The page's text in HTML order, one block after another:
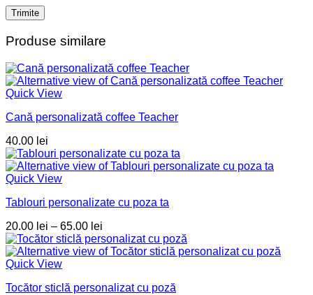
Produse similare
Quick View
Cană personalizată coffee Teacher
40.00 lei
Quick View
Tablouri personalizate cu poza ta
20.00 lei – 65.00 lei
de
prețuri:
la
Quick View
Tocător sticlă personalizat cu poză